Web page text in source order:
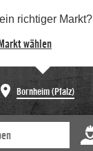
richtiger Markt?
wählen
Bornheim (Pfalz)